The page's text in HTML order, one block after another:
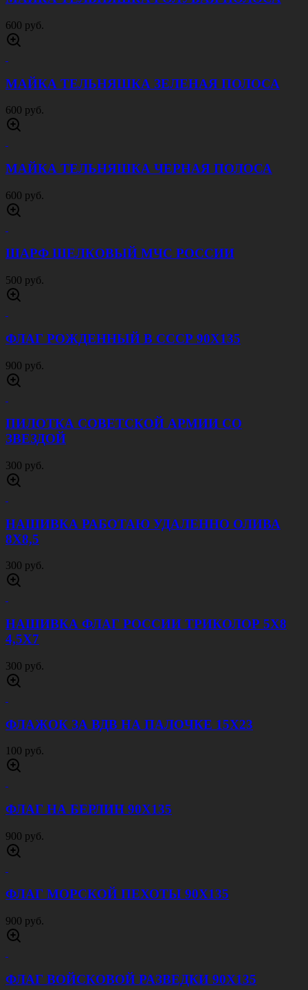
600 руб.
МАЙКА ТЕЛЬНЯШКА ЗЕЛЕНАЯ ПОЛОСА
600 руб.
МАЙКА ТЕЛЬНЯШКА ЧЕРНАЯ ПОЛОСА
600 руб.
ШАРФ ШЕЛКОВЫЙ МЧС РОССИИ
500 руб.
ФЛАГ РОЖДЕННЫЙ В СССР 90Х135
900 руб.
ПИЛОТКА СОВЕТСКОЙ АРМИИ CО
ЗВЕЗДОЙ
300 руб.
НАШИВКА РАБОТАЮ УДАЛЕННО ОЛИВА
8Х8,5
300 руб.
НАШИВКА ФЛАГ РОССИИ ТРИКОЛОР 5Х8
4,5Х7
300 руб.
ФЛАЖОК ЗА ВДВ НА ПАЛОЧКЕ 15Х23
100 руб.
ФЛАГ НА БЕРЛИН 90Х135
900 руб.
ФЛАГ МОРСКОЙ ПЕХОТЫ 90Х135
900 руб.
ФЛАГ ВОЙСКОВОЙ РАЗВЕДКИ 90Х135